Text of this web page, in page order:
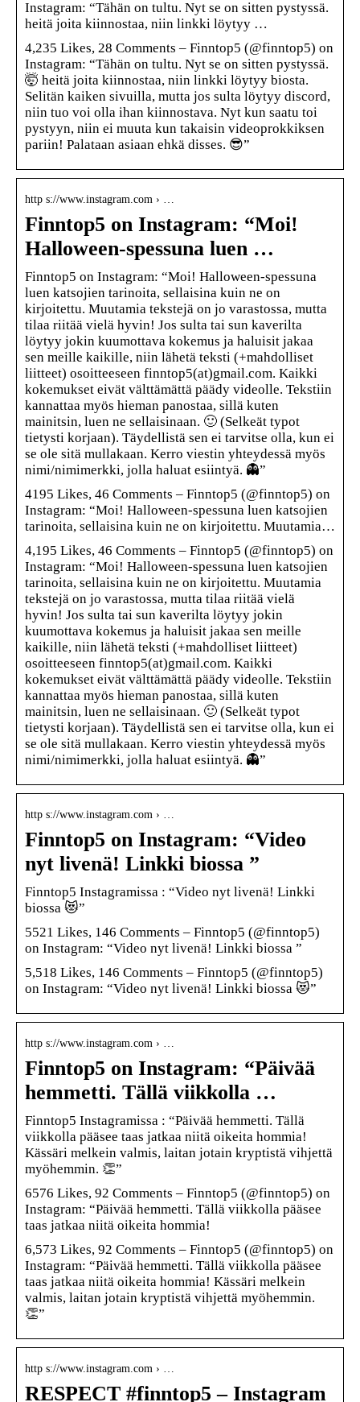
Instagram: “Tähän on tultu. Nyt se on sitten pystyssä.
heitä joita kiinnostaa, niin linkki löytyy …
4,235 Likes, 28 Comments – Finntop5 (@finntop5) on
Instagram: “Tähän on tultu. Nyt se on sitten pystyssä.
🤯 heitä joita kiinnostaa, niin linkki löytyy biosta.
Selitän kaiken sivuilla, mutta jos sulta löytyy discord,
niin tuo voi olla ihan kiinnostava. Nyt kun saatu toi
pystyyn, niin ei muuta kun takaisin videoprokkiksen
pariin! Palataan asiaan ehkä disses. 😎”
http s://www.instagram.com › …
Finntop5 on Instagram: “Moi!
Halloween-spessuna luen …
Finntop5 on Instagram: “Moi! Halloween-spessuna
luen katsojien tarinoita, sellaisina kuin ne on
kirjoitettu. Muutamia tekstejä on jo varastossa, mutta
tilaa riitää vielä hyvin! Jos sulta tai sun kaverilta
löytyy jokin kuumottava kokemus ja haluisit jakaa
sen meille kaikille, niin lähetä teksti (+mahdolliset
liitteet) osoitteeseen finntop5(at)gmail.com. Kaikki
kokemukset eivät välttämättä päädy videolle. Tekstiin
kannattaa myös hieman panostaa, sillä kuten
mainitsin, luen ne sellaisinaan. 🙂 (Selkeät typot
tietysti korjaan). Täydellistä sen ei tarvitse olla, kun ei
se ole sitä mullakaan. Kerro viestin yhteydessä myös
nimi/nimimerkki, jolla haluat esiintyä. 👻”
4195 Likes, 46 Comments – Finntop5 (@finntop5) on
Instagram: “Moi! Halloween-spessuna luen katsojien
tarinoita, sellaisina kuin ne on kirjoitettu. Muutamia…
4,195 Likes, 46 Comments – Finntop5 (@finntop5) on
Instagram: “Moi! Halloween-spessuna luen katsojien
tarinoita, sellaisina kuin ne on kirjoitettu. Muutamia
tekstejä on jo varastossa, mutta tilaa riitää vielä
hyvin! Jos sulta tai sun kaverilta löytyy jokin
kuumottava kokemus ja haluisit jakaa sen meille
kaikille, niin lähetä teksti (+mahdolliset liitteet)
osoitteeseen finntop5(at)gmail.com. Kaikki
kokemukset eivät välttämättä päädy videolle. Tekstiin
kannattaa myös hieman panostaa, sillä kuten
mainitsin, luen ne sellaisinaan. 🙂 (Selkeät typot
tietysti korjaan). Täydellistä sen ei tarvitse olla, kun ei
se ole sitä mullakaan. Kerro viestin yhteydessä myös
nimi/nimimerkki, jolla haluat esiintyä. 👻”
http s://www.instagram.com › …
Finntop5 on Instagram: “Video
nyt livenä! Linkki biossa ”
Finntop5 Instagramissa : “Video nyt livenä! Linkki
biossa 😻”
5521 Likes, 146 Comments – Finntop5 (@finntop5)
on Instagram: “Video nyt livenä! Linkki biossa ”
5,518 Likes, 146 Comments – Finntop5 (@finntop5)
on Instagram: “Video nyt livenä! Linkki biossa 😻”
http s://www.instagram.com › …
Finntop5 on Instagram: “Päivää
hemmetti. Tällä viikkolla …
Finntop5 Instagramissa : “Päivää hemmetti. Tällä
viikkolla pääsee taas jatkaa niitä oikeita hommia!
Kässäri melkein valmis, laitan jotain kryptistä vihjettä
myöhemmin. 👏”
6576 Likes, 92 Comments – Finntop5 (@finntop5) on
Instagram: “Päivää hemmetti. Tällä viikkolla pääsee
taas jatkaa niitä oikeita hommia!
6,573 Likes, 92 Comments – Finntop5 (@finntop5) on
Instagram: “Päivää hemmetti. Tällä viikkolla pääsee
taas jatkaa niitä oikeita hommia! Kässäri melkein
valmis, laitan jotain kryptistä vihjettä myöhemmin.
👏”
http s://www.instagram.com › …
RESPECT #finntop5 – Instagram